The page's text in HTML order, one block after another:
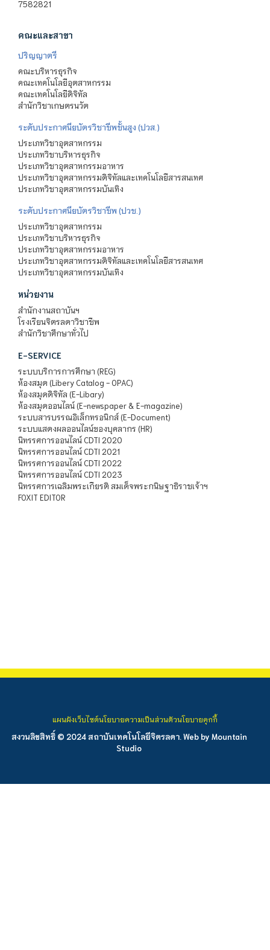
7582821
คณะและสาขา
ปริญญาตรี
คณะบริหารธุรกิจ
คณะเทคโนโลยีอุตสาหกรรม
คณะเทคโนโลยีดิจิทัล
สำนักวิชาเกษตรนวัต
ระดับประกาศนียบัตรวิชาชีพชั้นสูง (ปวส.)
ประเภทวิชาอุตสาหกรรม
ประเภทวิชาบริหารธุรกิจ
ประเภทวิชาอุตสาหกรรมอาหาร
ประเภทวิชาอุตสาหกรรมดิจิทัลและเทคโนโลยีสารสนเทศ
ประเภทวิชาอุตสาหกรรมบันเทิง
ระดับประกาศนียบัตรวิชาชีพ (ปวช.)
ประเภทวิชาอุตสาหกรรม
ประเภทวิชาบริหารธุรกิจ
ประเภทวิชาอุตสาหกรรมอาหาร
ประเภทวิชาอุตสาหกรรมดิจิทัลและเทคโนโลยีสารสนเทศ
ประเภทวิชาอุตสาหกรรมบันเทิง
หน่วยงาน
สำนักงานสถาบันฯ
โรงเรียนจิตรลดาวิชาชีพ
สำนักวิชาศึกษาทั่วไป
E-SERVICE
ระบบบริการการศึกษา (REG)
ห้องสมุด (Libery Catalog - OPAC)
ห้องสมุดดิจิทัล (E-Libary)
ห้องสมุดออนไลน์ (E-newspaper & E-magazine)
ระบบสารบรรณอิเล็กทรอนิกส์ (E-Document)
ระบบแสดงผลออนไลน์ของบุคลากร (HR)
นิทรรศการออนไลน์ CDTI 2020
นิทรรศการออนไลน์ CDTI 2021
นิทรรศการออนไลน์ CDTI 2022
นิทรรศการออนไลน์ CDTI 2023
นิทรรศการเฉลิมพระเกียรติ สมเด็จพระกนิษฐาธิราชเจ้าฯ
FOXIT EDITOR
สงวนลิขสิทธิ์ © 2024 สถาบันเทคโนโลยีจิตรลดา. Web by Mountain
Studio
แผนผังเว็บไซต์นโยบายความเป็นส่วนตัวนโยบายคุกกี้